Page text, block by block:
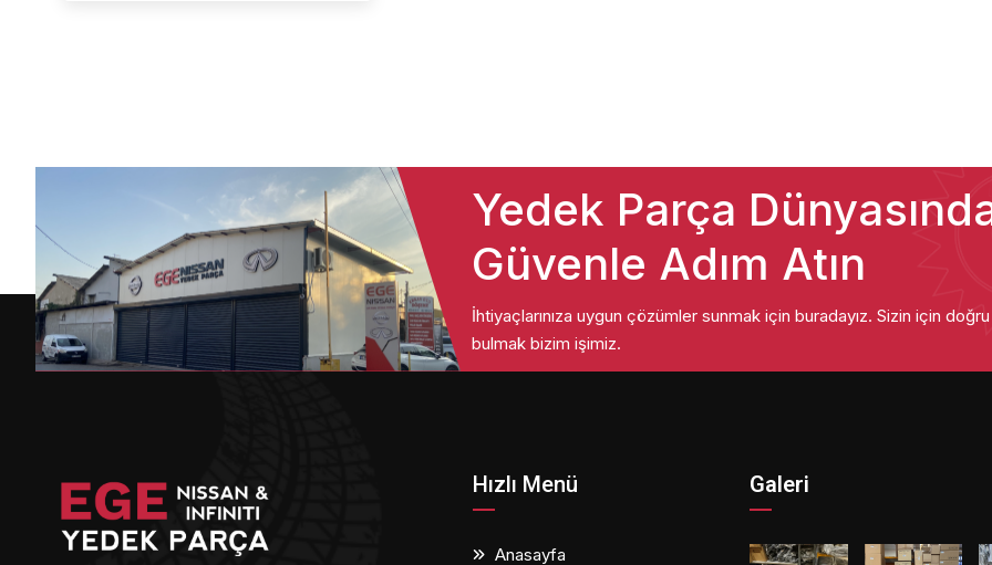
Yedek Parça
Güvenle Adım Atın
İhtiyaçlarınıza uygun çözümler sunmak için buradayız. Sizin için
bulmak bizim işimiz.
Hızlı Menü
Anasayfa
Galeri